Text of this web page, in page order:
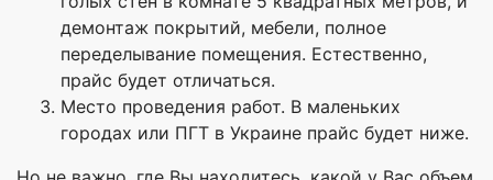
демонтаж покрытий, мебели, полное
переделывание помещения. Естественно,
прайс будет отличаться.
Место проведения работ. В маленьких
городах или ПГТ в Украине прайс будет ниже.